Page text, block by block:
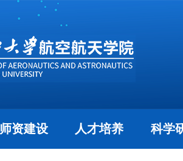
师资建设 人才培养 科学